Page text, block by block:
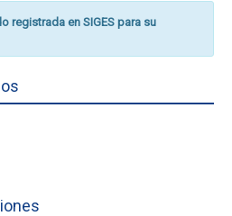
registrada en SIGES para su